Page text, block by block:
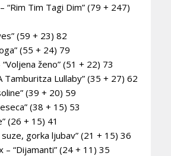
“Rim Tim Tagi Dim” (79 + 247)
(59 + 23) 82
(55 + 24) 79
ženo” (51 + 22) 73
Tamburitza Lullaby” (35 + 27) 62
(39 + 20) 59
(38 + 15) 53
(26 + 15) 41
suze, gorka ljubav” (21 + 15) 36
– “Dijamanti” (24 + 11) 35